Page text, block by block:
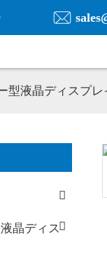
型液晶ディスプレ
晶ディス